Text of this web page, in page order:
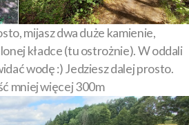
mijasz dwa duże kamienie,
kładce (tu ostrożnie). W oddali
wodę :) Jedziesz dalej prosto.
mniej więcej 300m